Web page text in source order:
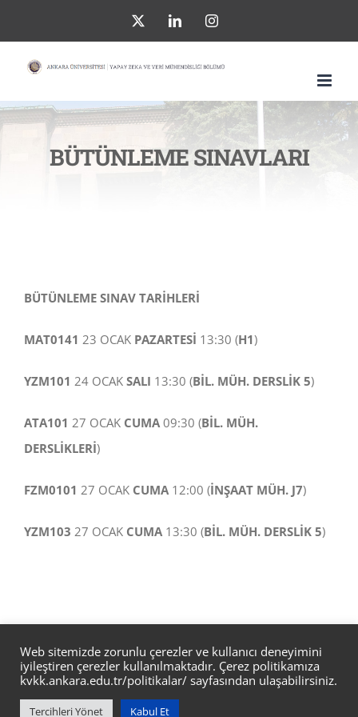
to
content
LinkedInInstagram
BÜTÜNLEME SINAVLARI
BÜTÜNLEME SINAV TARİHLERİ
MAT0141 23 OCAK PAZARTESİ 13:30 (H1)
YZM101 24 OCAK SALI 13:30 (BİL. MÜH. DERSLİK 5)
ATA101 27 OCAK CUMA 09:30 (BİL. MÜH.
DERSLİKLERİ)
FZM0101 27 OCAK CUMA 12:00 (İNŞAAT MÜH. J7)
YZM103 27 OCAK CUMA 13:30 (BİL. MÜH. DERSLİK 5)
Ankara Üniverisitesi Mühendislik Fakültesi Yapay Zeka ve Veri
Web sitemizde zorunlu çerezler ve kullanıcı deneyimini
iyileştiren çerezler kullanılmaktadır. Çerez politikamıza
kvkk.ankara.edu.tr/politikalar/ sayfasından ulaşabilirsiniz.
Tercihleri Yönet Kabul Et